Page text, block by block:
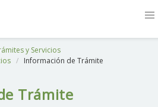
y Servicios
Información de Trámite
Trámite